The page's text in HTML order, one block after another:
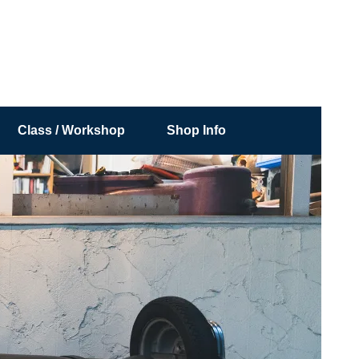
Class / Workshop Shop Info